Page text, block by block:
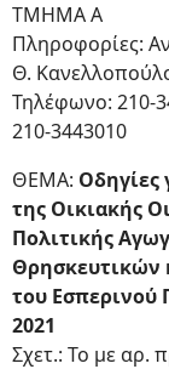
ΤΜΗΜΑ Α
Πληροφορίες:
Θ.
Τηλέφωνο: 210-
210-3443010
ΘΕΜΑ: Οδηγίες
της Οικιακής
Πολιτικής
Θρησκευτικών
του Εσπερινού
2021
Σχετ.: Το με αρ.